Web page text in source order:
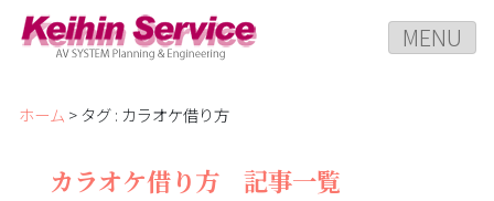
MENU
ホーム > タグ : カラオケ借り方
カラオケ借り方 記事一覧